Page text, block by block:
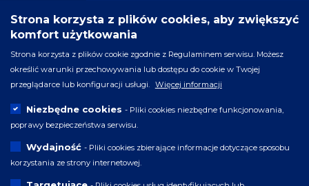
Strona korzysta z plików cookies, aby zwiększyć
komfort użytkowania
Strona korzysta z plików cookie zgodnie z Regulaminem serwisu. Możesz
określić warunki przechowywania lub dostępu do cookie w Twojej
przeglądarce lub konfiguracji usługi.
Więcej informacji
Niezbędne cookies - Pliki cookies niezbędne funkcjonowania,
poprawy bezpieczeństwa serwisu.
Wydajność - Pliki cookies zbierające informacje dotyczące sposobu
korzystania ze strony internetowej.